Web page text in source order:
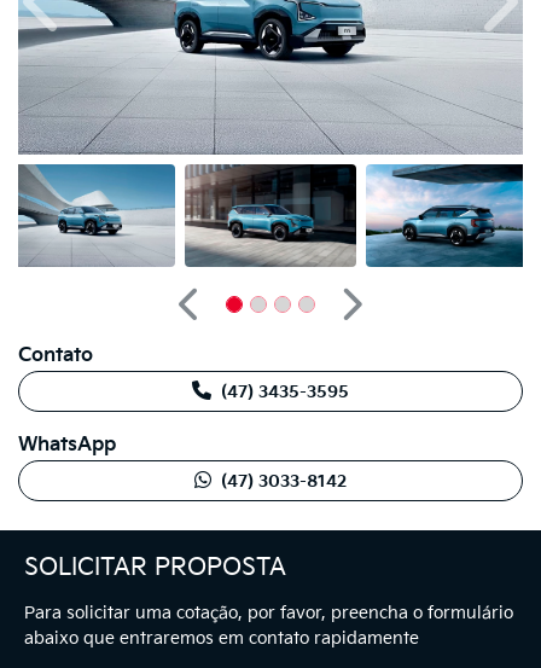
SOLICITAR PROPOSTA
Para solicitar uma cotação, por favor, preencha o formulário
abaixo que entraremos em contato rapidamente
Anterior
Anterior
Próximo
Contato
(47) 3435-3595
WhatsApp
(47) 3033-8142